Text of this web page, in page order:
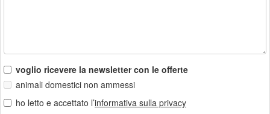
voglio ricevere la newsletter con le offerte
animali domestici non ammessi
ho letto e accettato l’informativa sulla privacy